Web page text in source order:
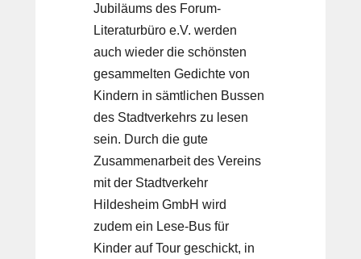
Jubiläums des Forum-
Literaturbüro e.V. werden
auch wieder die schönsten
gesammelten Gedichte von
Kindern in sämtlichen Bussen
des Stadtverkehrs zu lesen
sein. Durch die gute
Zusammenarbeit des Vereins
mit der Stadtverkehr
Hildesheim GmbH wird
zudem ein Lese-Bus für
Kinder auf Tour geschickt, in